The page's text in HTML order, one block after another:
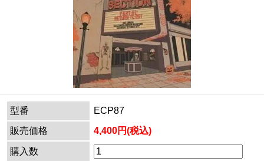
型番
ECP87
販売価格
4,400円(税込)
購入数